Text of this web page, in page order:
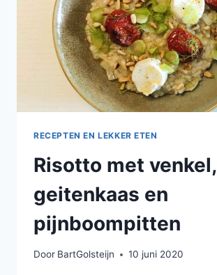
RECEPTEN EN LEKKER ETEN
Risotto met venkel,
geitenkaas en
pijnboompitten
Door BartGolsteijn 10 juni 2020